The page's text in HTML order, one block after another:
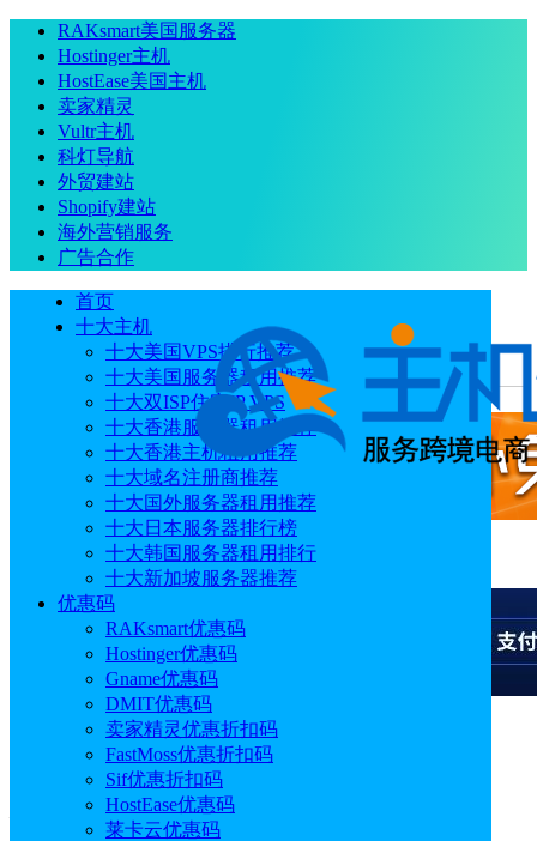
RAKsmart美国服务器
Hostinger主机
HostEase美国主机
卖家精灵
Vultr主机
科灯导航
外贸建站
Shopify建站
海外营销服务
广告合作
首页
十大主机
十大美国VPS排行推荐
十大美国服务器租用推荐
十大双ISP住宅IP VPS
十大香港服务器租用推荐
十大香港主机租用推荐
十大域名注册商推荐
十大国外服务器租用推荐
十大日本服务器排行榜
十大韩国服务器租用排行
十大新加坡服务器推荐
优惠码
RAKsmart优惠码
Hostinger优惠码
Gname优惠码
DMIT优惠码
卖家精灵优惠折扣码
FastMoss优惠折扣码
Sif优惠折扣码
HostEase优惠码
莱卡云优惠码
当前位置：首页 常见问题 卖家精灵送优麦云是真的吗
卖家精灵送优麦云是真的吗